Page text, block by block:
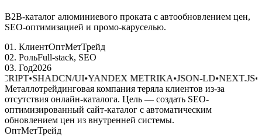
B2B-каталог алюминиевого проката с автообновлением цен,
SEO-оптимизацией и промо-каруселью.
01. КлиентОптМетТрейд
02. РольFull-stack, SEO
03. Год2026
•SHADCN/UI•YANDEX METRIKA•JSON-LD•NEXT.JS•
Металлотрейдинговая компания теряла клиентов из-за
отсутствия онлайн-каталога. Цель — создать SEO-
оптимизированный сайт-каталог с автоматическим
обновлением цен из внутренней системы.
ОптМетТрейд